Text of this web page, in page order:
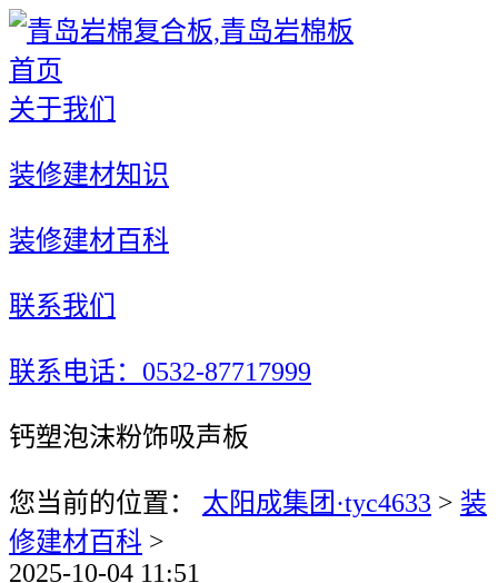
首页
关于我们
装修建材知识
装修建材百科
联系我们
联系电话：0532-87717999
钙塑泡沫粉饰吸声板
您当前的位置： 太阳成集团·tyc4633 > 装
修建材百科 >
2025-10-04 11:51